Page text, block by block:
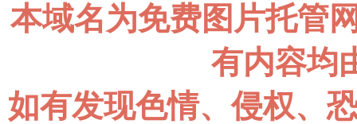
本域名为免费图片托管
有内容均
如有发现色情、侵权、